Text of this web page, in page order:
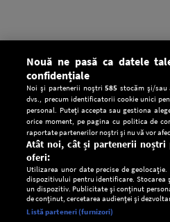
Setări:
Nouă ne pasă ca datele
confidențiale
Noi și partenerii noștri585 stocăm și/sau
dvs., precum identificatorii cookie unici
personal. Puteți accepta sau gestiona
orice moment, pe pagina cu politica de
raportate partenerilor noștri și nu vă vor
Atât noi, cât și partenerii noștri
oferi:
Utilizarea unor date precise de
dispozitivului pentru identificare. Stocarea
un dispozitiv. Publicitate și conținut
de conținut, cercetarea audienței și
Listă parteneri (furnizori)